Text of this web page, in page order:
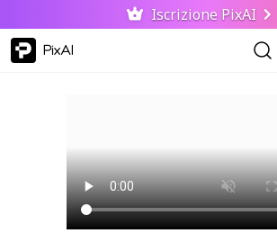
Iscrizione PixAI
PixAI